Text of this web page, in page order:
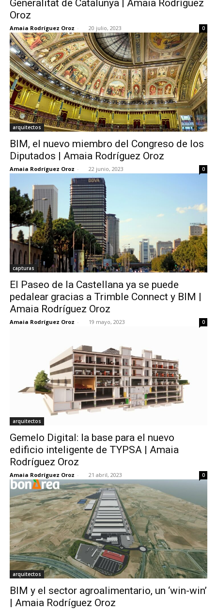
Generalitat de Catalunya | Amaia Rodríguez
Oroz
Amaia Rodríguez Oroz - 20 julio, 2023 0
arquitectos
BIM, el nuevo miembro del Congreso de los
Diputados | Amaia Rodríguez Oroz
Amaia Rodríguez Oroz - 22 junio, 2023 0
capturas
El Paseo de la Castellana ya se puede
pedalear gracias a Trimble Connect y BIM |
Amaia Rodríguez Oroz
Amaia Rodríguez Oroz - 19 mayo, 2023 0
arquitectos
Gemelo Digital: la base para el nuevo
edificio inteligente de TYPSA | Amaia
Rodríguez Oroz
Amaia Rodríguez Oroz - 21 abril, 2023 0
arquitectos
BIM y el sector agroalimentario, un ‘win-win’
| Amaia Rodríguez Oroz